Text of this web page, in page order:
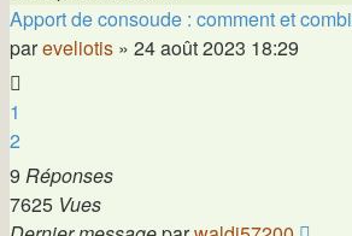
Apport de consoude : comment et
pareveliotis » 24 août 2023 18:29
1
2
9 Réponses
7625 Vues